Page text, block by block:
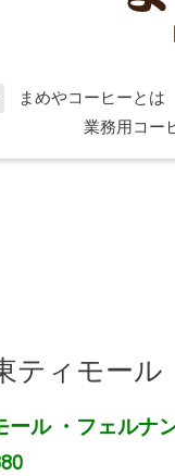
まめやコーヒーとは
業務用コー
ティモー
ール ・フェルナ